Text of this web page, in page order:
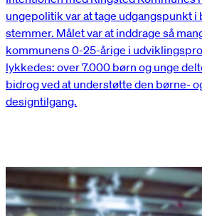
ungepolitik var at tage udgangspunkt i
stemmer. Målet var at inddrage så
kommunens 0-25-årige i
lykkedes: over 7.000 børn og unge
bidrog ved at understøtte den børne-
designtilgang.